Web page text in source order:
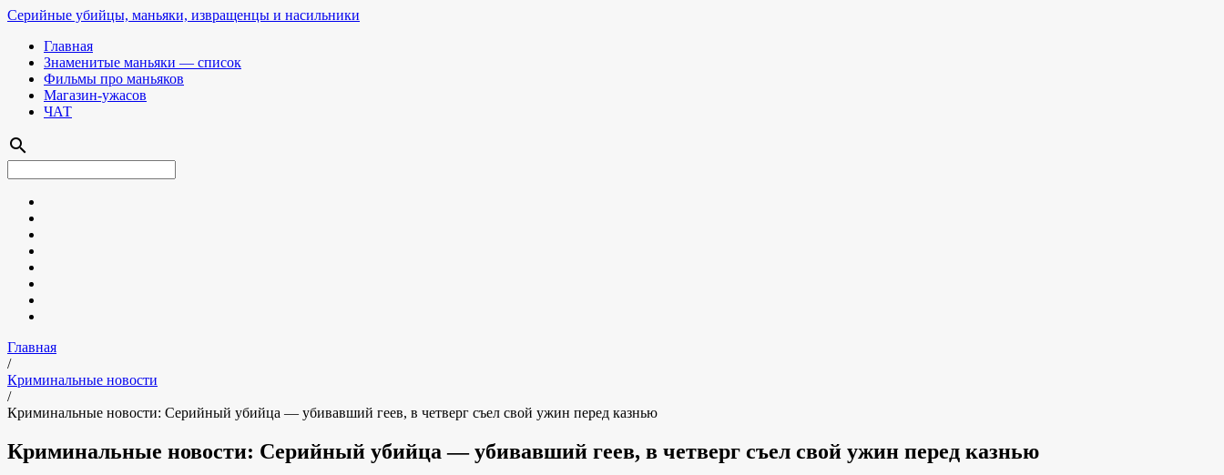
Серийные убийцы, маньяки, извращенцы и насильники
Главная
Знаменитые маньяки — список
Фильмы про маньяков
Магазин-ужасов
ЧАТ
search
Главная
/
Криминальные новости
/
Криминальные новости: Серийный убийца — убивавший геев, в четверг съел свой ужин перед казнью
Криминальные новости: Серийный убийца — убивавший геев, в четверг съел свой ужин перед казнью